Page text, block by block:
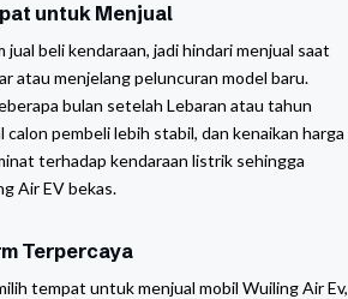
untuk Menjual
jual beli kendaraan, jadi hindari menjual saat
atau menjelang peluncuran model baru.
bulan setelah Lebaran atau tahun
pembeli lebih stabil, dan kenaikan harga
terhadap kendaraan listrik sehingga
Air EV bekas.
Terpercaya
tempat untuk menjual mobil Wuiling Air Ev,